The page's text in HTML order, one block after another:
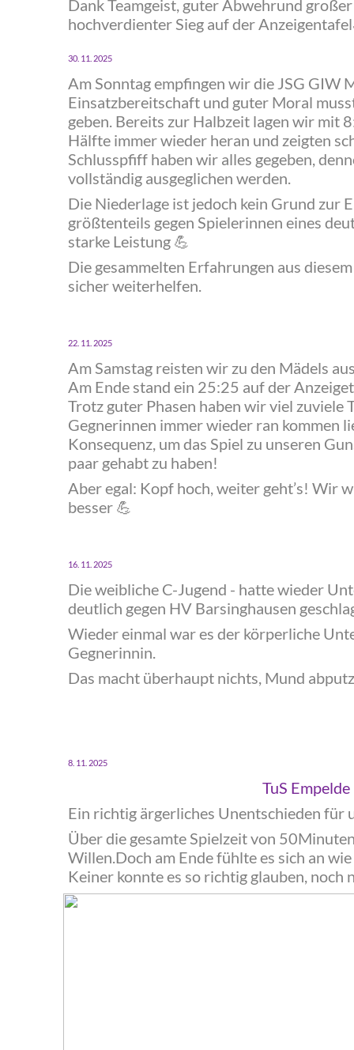
‍Dank Teamgeist, guter Abwehrund
hochverdienter Sieg auf der Anzeigentafel
30. 11. 2025
Am Sonntag empfingen wir die JSG GIW
Einsatzbereitschaft und guter Moral
geben. Bereits zur Halbzeit lagen wir mit
Hälfte immer wieder heran und zeigten
Schlusspfiff haben wir alles gegeben,
vollständig ausgeglichen werden.
Die Niederlage ist jedoch kein Grund zur
größtenteils gegen Spielerinnen eines
starke Leistung 💪
Die gesammelten Erfahrungen aus
sicher weiterhelfen.
22. 11. 2025
Am Samstag reisten wir zu den Mädels
Am Ende stand ein 25:25 auf der
Trotz guter Phasen haben wir viel zuviele
Gegnerinnen immer wieder ran kommen
Konsequenz, um das Spiel zu unseren
paar gehabt zu haben!
Aber egal: Kopf hoch, weiter geht’s! Wir
besser 💪
16. 11. 2025
Die weibliche C-Jugend - hatte wieder
deutlich gegen HV Barsinghausen
Wieder einmal war es der körperliche
Gegnerinnin.
Das macht überhaupt nichts, Mund
‍8. 11. 2025
‍TuS
‍Ein richtig ärgerliches Unentschieden für
‍Über die gesamte Spielzeit von
Willen.Doch am Ende fühlte es sich an
Keiner konnte es so richtig glauben, noch